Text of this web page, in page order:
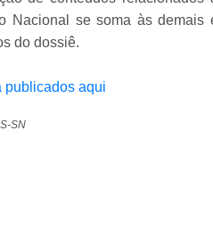
Nacional se soma às
do dossiê.
publicados aqui
SN